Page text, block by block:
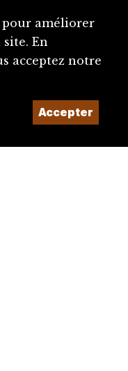
pour améliorer
En
acceptez notre
Accepter